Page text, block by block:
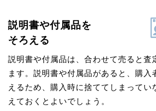
説明書や付属品を
そろえる
説明書や付属品は、合わせて売ると査
ます。説明書や付属品があると、購入
えるため、購入時に捨ててしまってい
えておくとよいでしょう。